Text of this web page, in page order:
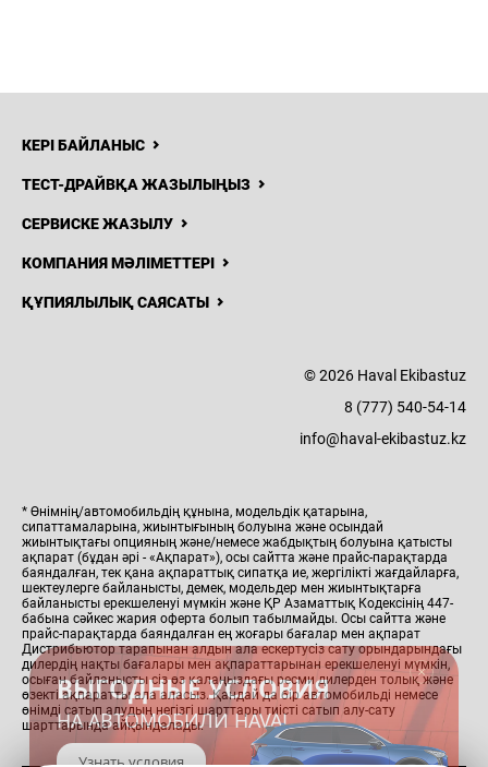
КЕРІ БАЙЛАНЫС
ТЕСТ-ДРАЙВҚА ЖАЗЫЛЫҢЫЗ
СЕРВИСКЕ ЖАЗЫЛУ
КОМПАНИЯ МӘЛІМЕТТЕРІ
ҚҰПИЯЛЫЛЫҚ САЯСАТЫ
© 2026 Haval Ekibastuz
8 (777) 540-54-14
info@haval-ekibastuz.kz
* Өнімнің/автомобильдің құнына, модельдік қатарына,
сипаттамаларына, жиынтығының болуына және осындай
жиынтықтағы опцияның және/немесе жабдықтың болуына қатысты
ақпарат (бұдан әрі - «Ақпарат»), осы сайтта және прайс-парақтарда
баяндалған, тек қана ақпараттық сипатқа ие, жергілікті жағдайларға,
шектеулерге байланысты, демек, модельдер мен жиынтықтарға
байланысты ерекшеленуі мүмкін және ҚР Азаматтық Кодексінің 447-
бабына сәйкес жария оферта болып табылмайды. Осы сайтта және
прайс-парақтарда баяндалған ең жоғары бағалар мен ақпарат
Дистрибьютор тарапынан алдын ала ескертусіз сату орындарындағы
дилердің нақты бағалары мен ақпараттарынан ерекшеленуі мүмкін,
осыған байланысты сіз өз қалаңыздағы ресми дилерден толық және
өзекті ақпаратты ала аласыз. Қандай да бір автомобильді немесе
өнімді сатып алудың негізгі шарттары тиісті сатып алу-сату
шарттарында айқындалады.
ВЫГОДНЫЕ УСЛОВИЯ
НА АВТОМОБИЛИ HAVAL
Узнать условия